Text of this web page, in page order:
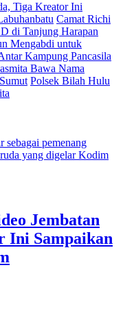
Tiga Kreator Ini
Camat Richi
di Tanjung Harapan
Mengabdi untuk
Kampung Pancasila
Bawa Nama
Polsek Bilah Hulu
Jembatan
Ini Sampaikan